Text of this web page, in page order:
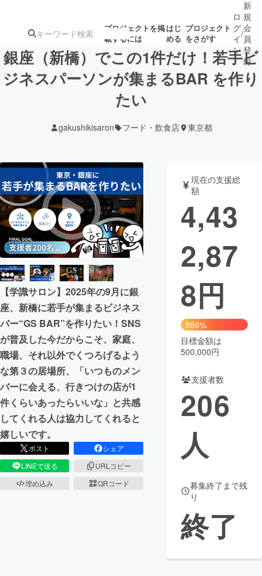
プロジェクトを掲
載するには
はじ
める
プロジェクト
をさがす
注目の新着プロ募集終了が近いプ
テクノロジー・ガジェット
映像・映画 書籍・雑誌
ビジネス・起業 チャレンジ
まちづくり・地域活性化
CAMPFIRE for Social Good
CAMPFIRE Creation
CAMPFIREふるさと納税
コミュニティ
ロ
グ
イ
ン
/
新
規
会
員
登
録
銀座（新橋）でこの1件だけ！若手ビ
ジネスパーソンが集まるBAR を作り
たい
gakushikisaron フード・飲食店 東京都
【学識サロン】2025年の9月に銀
座、新橋に若手が集まるビジネス
バー“GS BAR”を作りたい！SNS
が普及した今だからこそ、家庭、
職場、それ以外でくつろげるよう
な第３の居場所、「いつものメン
バーに会える、行きつけの店が1
件くらいあったらいいな」と共感
してくれる人は協力してくれると
嬉しいです。
ポスト
シェア
LINEで送る
URLコピー
埋め込み
QRコード
現在の支援総
額
4,43
2,87
8円
886%
目標金額は
500,000円
支援者数
206
人
募集終了まで残
り
終了